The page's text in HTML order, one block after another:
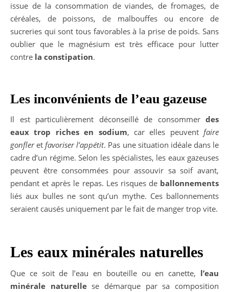
issue de la consommation de viandes, de fromages, de
céréales, de poissons, de malbouffes ou encore de
sucreries qui sont tous favorables à la prise de poids. Sans
oublier que le magnésium est très efficace pour lutter
contre la constipation.
Les inconvénients de l’eau gazeuse
Il est particulièrement déconseillé de consommer des
eaux trop riches en sodium, car elles peuvent faire
gonfleretfavoriser l’appétit. Pas une situation idéale dans le
cadre d’un régime. Selon les spécialistes, les eaux gazeuses
peuvent être consommées pour assouvir sa soif avant,
pendant et après le repas. Les risques de ballonnements
liés aux bulles ne sont qu’un mythe. Ces ballonnements
seraient causés uniquement par le fait de manger trop vite.
Les eaux minérales naturelles
Que ce soit de l’eau en bouteille ou en canette, l’eau
minérale naturellese démarque par sa composition